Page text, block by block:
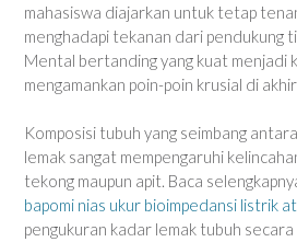
mahasiswa diajarkan untuk tetap
menghadapi tekanan dari pendukung
Mental bertanding yang kuat menjadi
mengamankan poin-poin krusial di
Komposisi tubuh yang seimbang
lemak sangat mempengaruhi
tekong maupun apit. Baca
bapomi nias ukur bioimpedansi listrik
pengukuran kadar lemak tubuh